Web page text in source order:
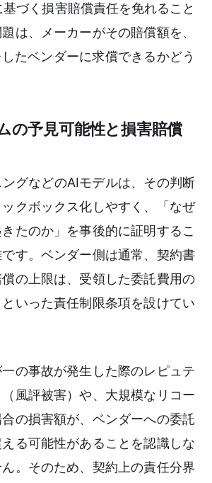
づく損害賠償責任を免れること
は、メーカーがその賠償額を、
たベンダーに求償できるかどう
の予見可能性と損害賠償
グなどのAIモデルは、その判断
クボックス化しやすく、「なぜ
たのか」を事後的に証明するこ
す。ベンダー側は通常、契約書
の上限は、受領した委託費用の
いった責任制限条項を設けてい
の事故が発生した際のレピュテ
風評被害）や、大規模なリコー
の損害額が、ベンダーへの委託
る可能性があることを認識しな
。そのため、契約上の責任分界